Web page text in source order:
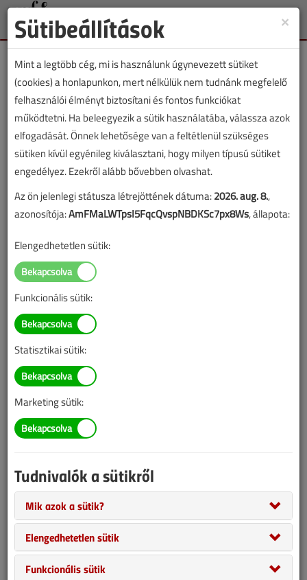
Toggle
Lapszám:
TARTALOM
HKL Légtechnika
lakásszellőztető,
hővisszanyerős, kompakt,
mini légkezelők
Áttekintő táblázat
2023/7-8. lapszám
Táblázatunkban három gyártó, a CLIVET, a Komfovent és a
Sabiana készülékeit hasonlíthatjuk össze, a magyarországi
forgalmazóktól kapott adatok alapján.
×
Sütibeállítások
Mint a legtöbb cég, mi is használunk úgynevezett sütiket
(cookies) a honlapunkon, mert nélkülük nem tudnánk megfelelő
felhasználói élményt biztosítani és fontos funkciókat
működtetni. Ha beleegyezik a sütik használatába, válassza azok
elfogadását. Önnek lehetősége van a feltétlenül szükséges
sütiken kívül egyénileg kiválasztani, hogy milyen típusú sütiket
engedélyez. Ezekről alább bővebben olvashat.
Az ön jelenlegi státusza létrejöttének dátuma:2026. aug. 8.,
azonosítója:AmFMaLWTpsI5FqcQvspNBDKSc7px8Ws, állapota:
Elengedhetetlen sütik:
Funkcionális sütik:
Statisztikai sütik:
Marketing sütik:
Tudnivalók a sütikről
Mik azok a sütik?
Elengedhetetlen sütik
Funkcionális sütik